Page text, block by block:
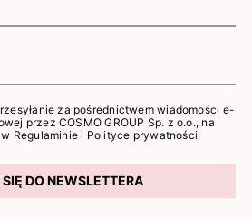
za pośrednictwem wiadomości e-
przez COSMO GROUP Sp. z o.o., na
Regulaminie i Polityce prywatności.
DO NEWSLETTERA